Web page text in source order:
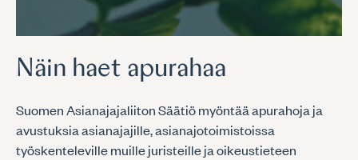
Näin haet apurahaa
Suomen Asianajajaliiton Säätiö myöntää apurahoja ja
avustuksia asianajajille, asianajotoimistoissa
työskenteleville muille juristeille ja oikeustieteen